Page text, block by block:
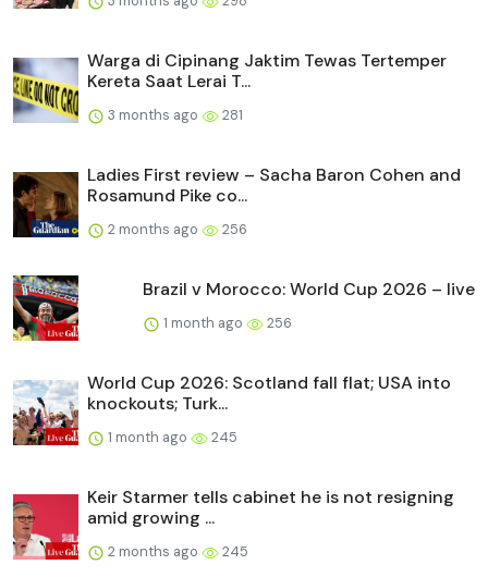
Warga di Cipinang Jaktim Tewas Tertemper
Kereta Saat Lerai T...
3 months ago 281
Ladies First review – Sacha Baron Cohen and
Rosamund Pike co...
2 months ago 256
Brazil v Morocco: World Cup 2026 – live
1 month ago 256
World Cup 2026: Scotland fall flat; USA into
knockouts; Turk...
1 month ago 245
Keir Starmer tells cabinet he is not resigning
amid growing ...
2 months ago 245